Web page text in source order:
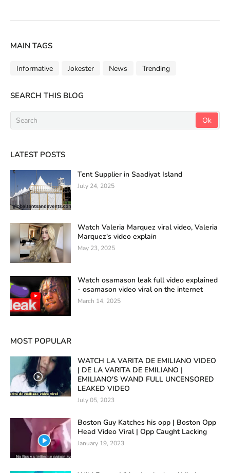
MAIN TAGS
Informative Jokester News Trending
SEARCH THIS BLOG
LATEST POSTS
Tent Supplier in Saadiyat Island
July 24, 2025
Watch Valeria Marquez viral video, Valeria
Marquez's video explain
May 23, 2025
Watch osamason leak full video explained
- osamason video viral on the internet
March 14, 2025
MOST POPULAR
WATCH LA VARITA DE EMILIANO VIDEO
| DE LA VARITA DE EMILIANO |
EMILIANO'S WAND FULL UNCENSORED
LEAKED VIDEO
July 05, 2023
Boston Guy Katches his opp | Boston Opp
Head Video Viral | Opp Caught Lacking
January 19, 2023